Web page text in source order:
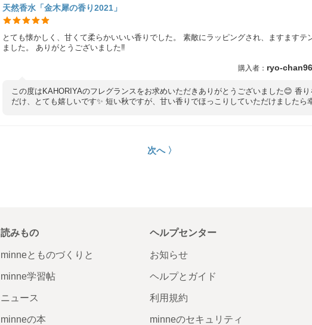
天然香水「金木犀の香り2021」
とても懐かしく、甘くて柔らかいいい香りでした。 素敵にラッピングされ、ますますテ
ました。 ありがとうございました‼️
ryo-
この度はKAHORIYAのフレグランスをお求めいただきありがとうございました😊 香
だけ、とても嬉しいです✨ 短い秋ですが、甘い香りでほっこりしていただけましたら
次へ 〉
読みもの
minneとものづくりと
minne学習帖
ニュース
minneの本
ヘルプセンター
お知らせ
ヘルプとガイド
利用規約
minneのセキュリティ